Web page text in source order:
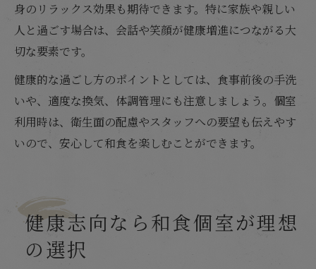
身のリラックス効果も期待できます。特に家族や親しい
人と過ごす場合は、会話や笑顔が健康増進につながる大
切な要素です。
健康的な過ごし方のポイントとしては、食事前後の手洗
いや、適度な換気、体調管理にも注意しましょう。個室
利用時は、衛生面の配慮やスタッフへの要望も伝えやす
いので、安心して和食を楽しむことができます。
健康志向なら和食個室が理想
の選択